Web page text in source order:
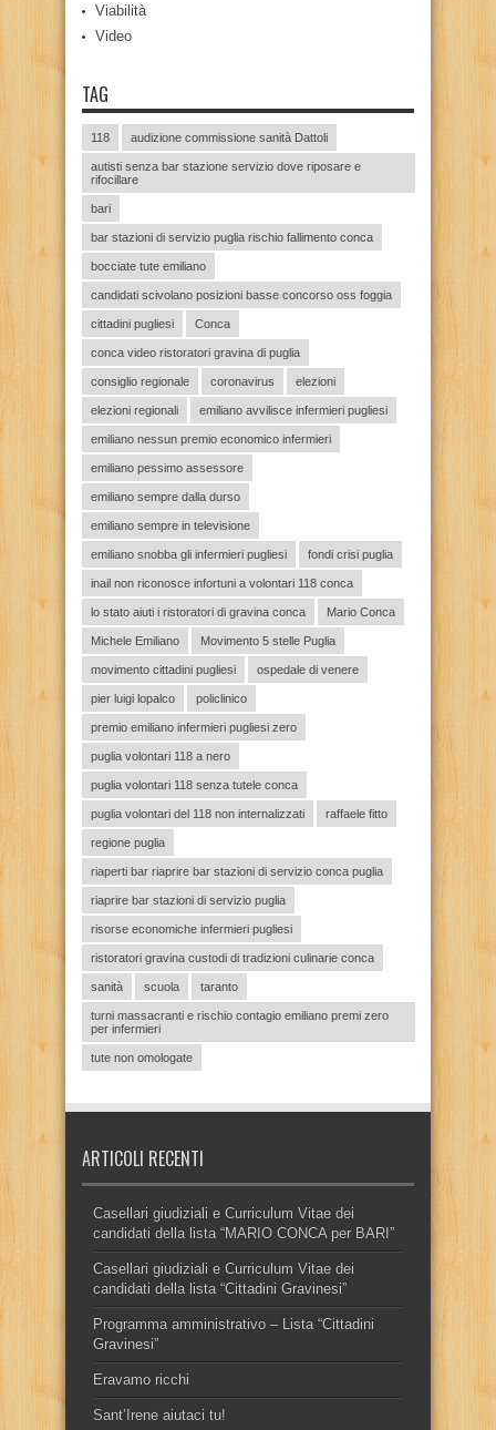
Viabilità
Video
TAG
118 audizione commissione sanità Dattoli
autisti senza bar stazione servizio dove riposare e
rifocillare
bari
bar stazioni di servizio puglia rischio fallimento conca
bocciate tute emiliano
candidati scivolano posizioni basse concorso oss foggia
cittadini pugliesi Conca
conca video ristoratori gravina di puglia
consiglio regionale coronavirus elezioni
elezioni regionali emiliano avvilisce infermieri pugliesi
emiliano nessun premio economico infermieri
emiliano pessimo assessore
emiliano sempre dalla durso
emiliano sempre in televisione
emiliano snobba gli infermieri pugliesi fondi crisi puglia
inail non riconosce infortuni a volontari 118 conca
lo stato aiuti i ristoratori di gravina conca Mario Conca
Michele Emiliano Movimento 5 stelle Puglia
movimento cittadini pugliesi ospedale di venere
pier luigi lopalco policlinico
premio emiliano infermieri pugliesi zero
puglia volontari 118 a nero
puglia volontari 118 senza tutele conca
puglia volontari del 118 non internalizzati raffaele fitto
regione puglia
riaperti bar riaprire bar stazioni di servizio conca puglia
riaprire bar stazioni di servizio puglia
risorse economiche infermieri pugliesi
ristoratori gravina custodi di tradizioni culinarie conca
sanità scuola taranto
turni massacranti e rischio contagio emiliano premi zero
per infermieri
tute non omologate
ARTICOLI RECENTI
Casellari giudiziali e Curriculum Vitae dei
candidati della lista “MARIO CONCA per BARI”
Casellari giudiziali e Curriculum Vitae dei
candidati della lista “Cittadini Gravinesi”
Programma amministrativo – Lista “Cittadini
Gravinesi”
Eravamo ricchi
Sant’Irene aiutaci tu!